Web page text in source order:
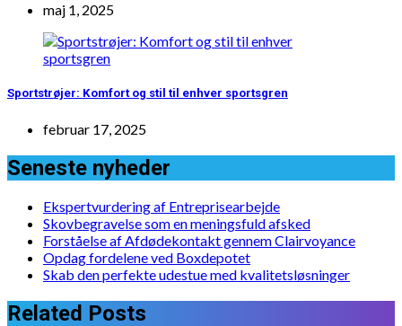
maj 1, 2025
Sportstrøjer: Komfort og stil til enhver sportsgren
februar 17, 2025
Seneste nyheder
Ekspertvurdering af Entreprisearbejde
Skovbegravelse som en meningsfuld afsked
Forståelse af Afdødekontakt gennem Clairvoyance
Opdag fordelene ved Boxdepotet
Skab den perfekte udestue med kvalitetsløsninger
Related Posts